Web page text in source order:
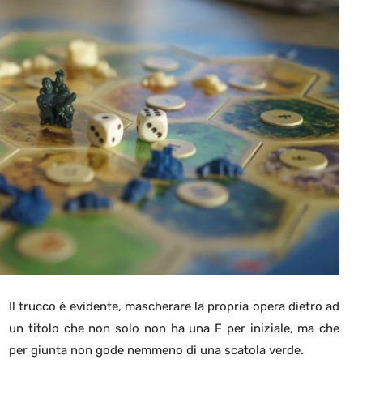
Il trucco è evidente, mascherare la propria opera dietro ad
un titolo che non solo non ha una F per iniziale, ma che
per giunta non gode nemmeno di una scatola verde.